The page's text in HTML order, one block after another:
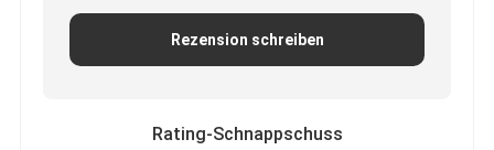
Rezension schreiben
Rating-Schnappschuss